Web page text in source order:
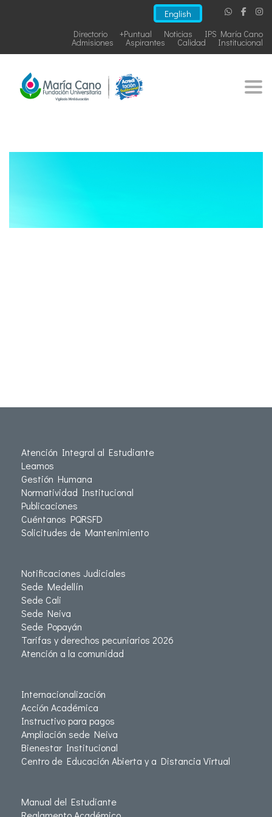
English
IPS María Cano
Noticias
+Puntual
Directorio
Institucional
Calidad
Aspirantes
Admisiones
Atención Integral al Estudiante
Leamos
Gestión Humana
Normatividad Institucional
Publicaciones
Cuéntanos PQRSFD
Solicitudes de Mantenimiento
Notificaciones Judiciales
Sede Medellín
Sede Cali
Sede Neiva
Sede Popayán
Tarifas y derechos pecuniarios 2026
Atención a la comunidad
Internacionalización
Acción Académica
Instructivo para pagos
Ampliación sede Neiva
Bienestar Institucional
Centro de Educación Abierta y a Distancia Virtual
Manual del Estudiante